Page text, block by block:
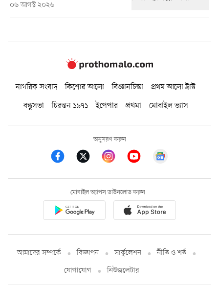
০৬ আগস্ট ২০২৬
নাগরিক সংবাদ কিশোর আলো বিজ্ঞানচিন্তা
প্রথম আলো ট্রাস্ট
বন্ধুসভা
চিরন্তন ১৯৭১ ইপেপার প্রথমা মোবাইল ভ্যাস
অনুসরণ করুন
মোবাইল অ্যাপস ডাউনলোড করুন
আমাদের সম্পর্কে বিজ্ঞাপন সার্কুলেশন
নীতি ও শর্ত
যোগাযোগ
নিউজলেটার